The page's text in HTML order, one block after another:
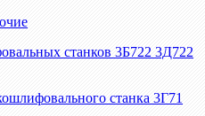
станков 3Б722 3Д722
станка 3Г71